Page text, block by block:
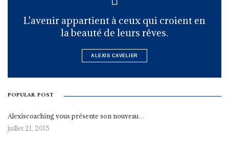
L'avenir appartient à ceux qui croient en
la beauté de leurs rêves.
ALEXIS CAVELIER
POPULAR POST
Alexiscoaching vous présente son nouveau…
juillet 21, 2015